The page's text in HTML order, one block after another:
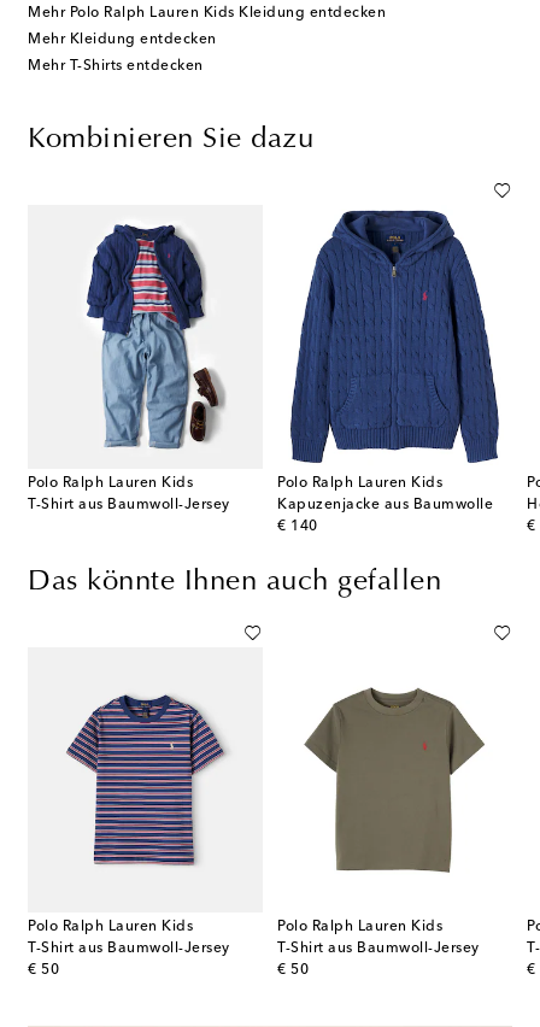
Mehr Polo Ralph Lauren Kids Kleidung entdecken
Mehr Kleidung entdecken
Mehr T-Shirts entdecken
Kombinieren Sie dazu
Polo Ralph Lauren Kids
T-Shirt aus Baumwoll-Jersey
Polo Ralph Lauren Kids
Kapuzenjacke aus Baumwolle
€ 140
original price
€
Das könnte Ihnen auch gefallen
Polo Ralph Lauren Kids
T-Shirt aus Baumwoll-Jersey
€ 50
original price
Polo Ralph Lauren Kids
T-Shirt aus Baumwoll-Jersey
€ 50
original price €